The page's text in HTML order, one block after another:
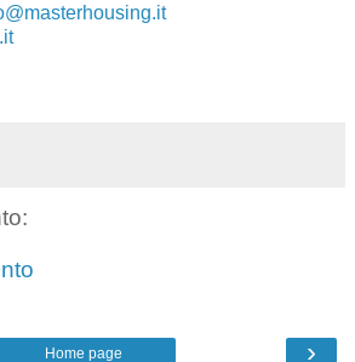
›
Home page